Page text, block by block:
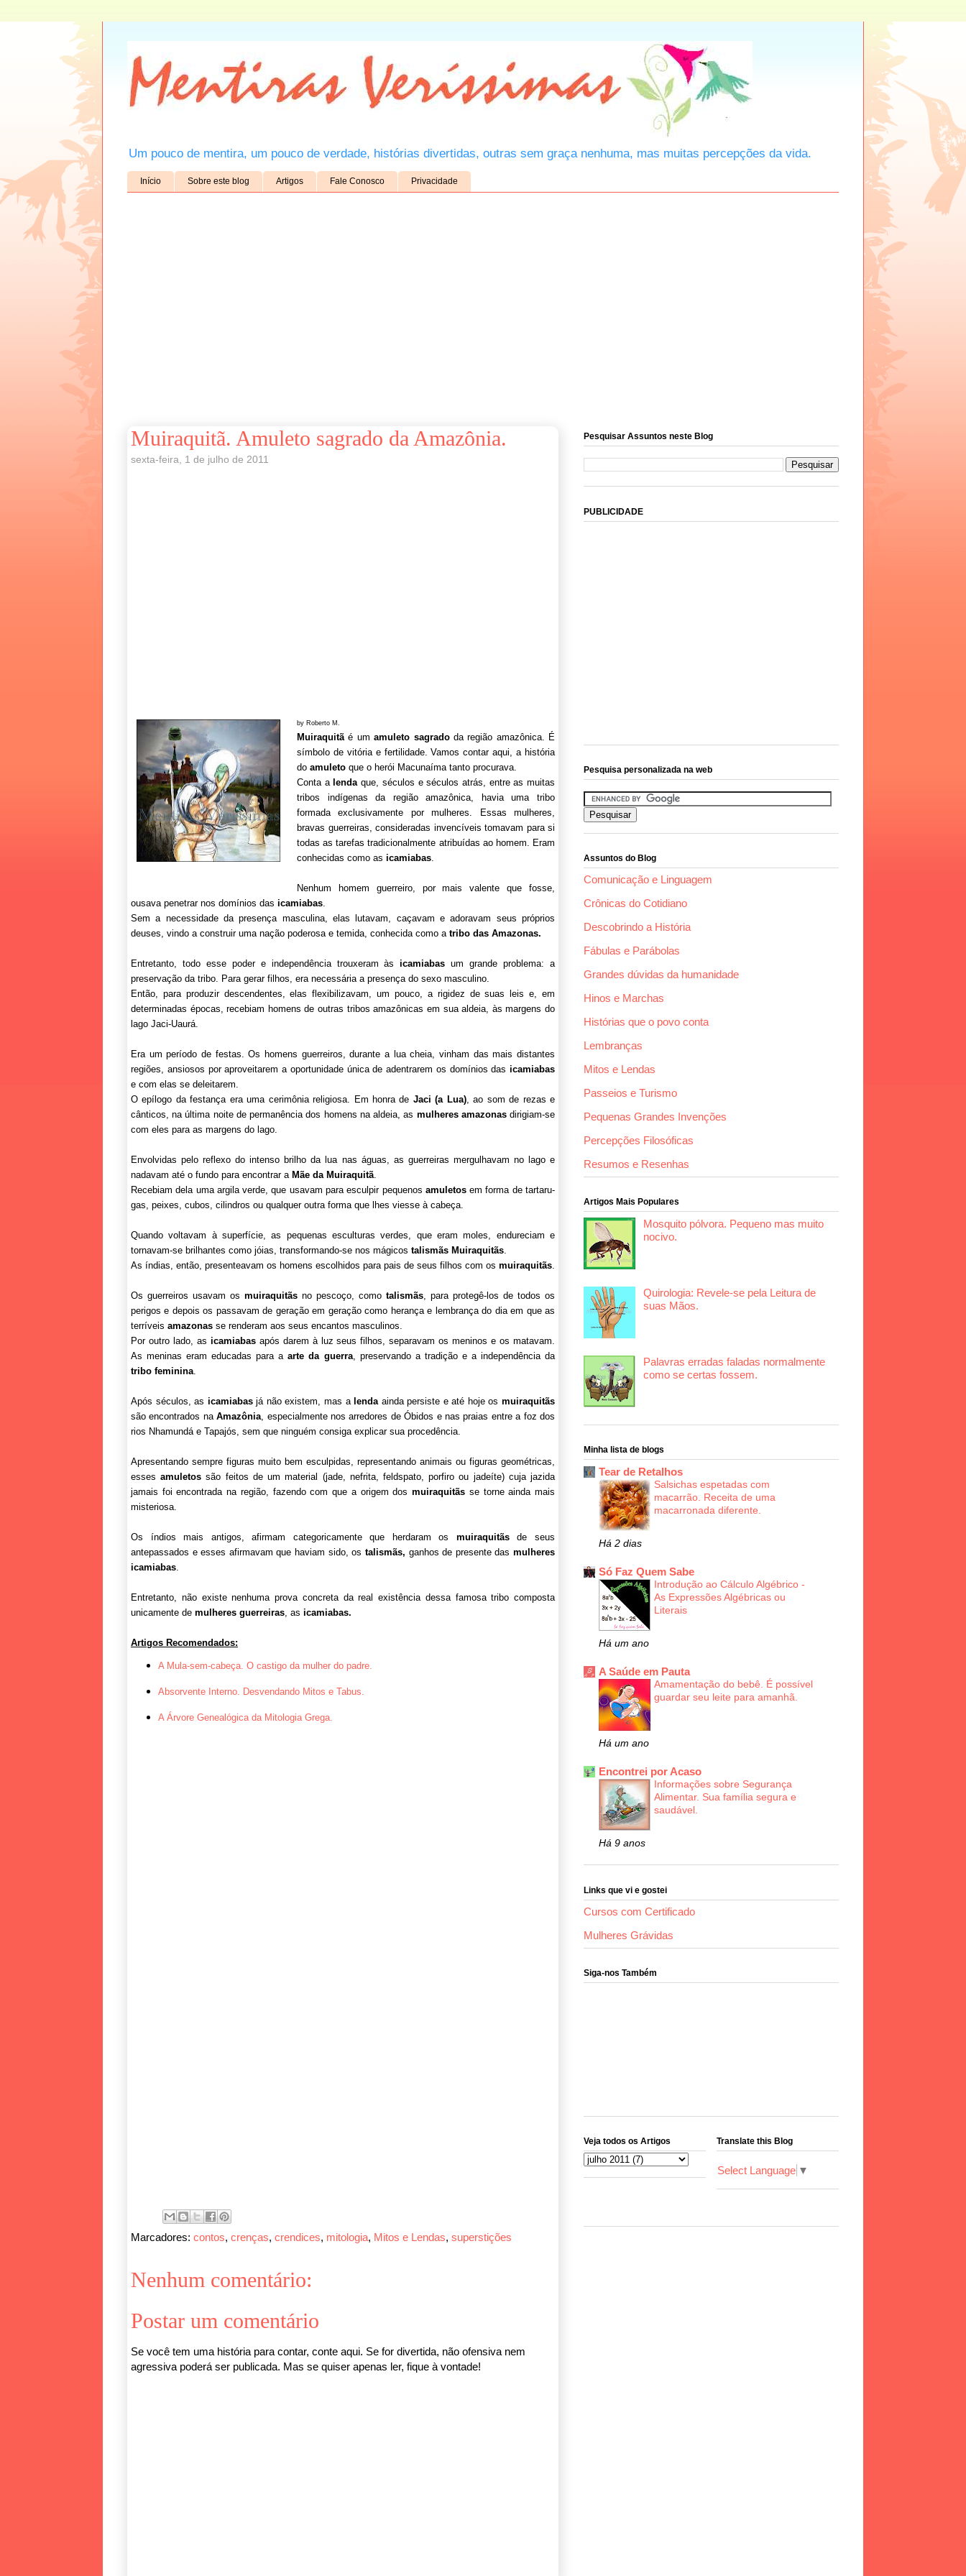
Um pouco de mentira, um pouco de verdade, histórias divertidas, outras sem graça nenhuma, mas muitas percepções da vida.
Início Sobre este blog Artigos Fale Conosco Privacidade
Muiraquitã. Amuleto sagrado da Amazônia.
sexta-feira, 1 de julho de 2011
by Roberto M.
Muiraquitã é umamuleto sagradoda região amazônica. É
símbolo de vitória e fertilidade. Vamos contar aqui, a história
do amuleto que o herói Macunaíma tanto procurava.
Conta alenda que, séculos e séculos atrás, entre as muitas
tribos indígenas da região amazônica, havia uma tribo
formada exclusivamente por mulheres. Essas mulheres,
bravas guerreiras, consideradas invencíveis tomavam para si
todas as tare­fas tradicionalmente atribuídas ao homem. Eram
conhecidas como as icamiabas
Nenhum homem guerreiro, por mais valente que fosse,
ousava penetrar nos domínios das icamiabas
Sem a necessidade da presença masculina, elas lutavam, caçavam e adoravam seus próprios
deuses, vindo a construir uma nação poderosa e temida, conhecida como a tribo das Amazonas.
Entretanto, todo esse poder e independência trouxeram às icamiabas um grande problema: a
preservação da tribo. Para gerar filhos, era necessária a presença do sexo masculino.
Então, para produzir descendentes, elas flexibilizavam, um pouco, a rigidez de suas leis e, em
determinadas épocas, recebiam homens de outras tribos amazônicas em sua aldeia, às margens do
lago Jaci-Uaurá.
Era um período de festas. Os homens guerreiros, durante a lua cheia, vinham das mais distantes
regiões, ansiosos por aproveitarem a oportunidade única de adentrarem os domínios das icamiabas
e com elas se deleitarem.
O epílogo da festança era uma cerimônia religiosa. Em honra de Jaci (a Lua), ao som de rezas e
cânticos, na última noite de permanência dos homens na aldeia, as mulheres amazonasdirigiam-se
com eles para as margens do lago.
Envolvidas pelo reflexo do intenso brilho da lua nas águas, as guerreiras mergulha­vam no lago e
nadavam até o fundo para encontrar a Mãe da Muiraquitã
Recebiam dela uma argila verde, que usavam para esculpir pequenos amuletosem forma de tartaru­
gas, peixes, cubos, cilindros ou qualquer outra forma que lhes viesse à cabeça.
Quando voltavam à superfície, as pequenas esculturas verdes, que eram moles, endu­reciam e
tornavam-se brilhantes como jóias, transformando-se nos mágicos talismãs Muiraquitãs
As índias, então, presenteavam os homens escolhidos para pais de seus filhos com os muiraquitãs
Os guerreiros usavam os muiraquitãs no pescoço, como talismãs , para protegê-los de todos os
perigos e depois os passavam de geração em geração como herança e lembrança do dia em que as
terríveis amazonas se renderam aos seus encantos masculinos.
Por outro lado, as icamiabasapós darem à luz seus filhos, separavam os meninos e os matavam.
As meninas eram educadas para aarte da guerra, preservando a tradição e a independência da
tribo feminina
Após séculos, as icamiabasjá não existem, mas alenda ainda persiste e até hoje os muiraquitãs
são encontrados naAmazônia , especialmente nos arredores de Óbidos e nas praias entre a foz dos
rios Nhamundá e Tapajós, sem que ninguém consiga explicar sua procedência.
Apresentando sempre figuras muito bem esculpidas, representando animais ou figuras geométricas,
essesamuletos são feitos de um material (jade, nefrita, feldspato, porfiro ou jadeíte) cuja jazida
jamais foi encontrada na região, fazendo com que a origem dosmuiraquitãs se torne ainda mais
misteriosa.
Os índios mais antigos, afirmam categoricamente que herdaram os muiraquitãsde seus
antepassados e esses afirmavam que haviam sido, os talismãs, ganhos de presente dasmulheres
icamiabas
Entretanto, não existe nenhuma prova concreta da real existência dessa famosa tribo composta
unicamente de mulheres guerreiras , as icamiabas.
Artigos Recomendados:
A Mula-sem-cabeça. O castigo da mulher do padre.
Absorvente Interno. Desvendando Mitos e Tabus.
A Árvore Genealógica da Mitologia Grega.
Marcadores: contos, crenças, crendices, mitologia, Mitos e Lendas, superstições
Nenhum comentário:
Postar um comentário
Se você tem uma história para contar, conte aqui. Se for divertida, não ofensiva nem
agressiva poderá ser publicada. Mas se quiser apenas ler, fique à vontade!
Pesquisar Assuntos neste Blog
PUBLICIDADE
Pesquisa personalizada na web
Assuntos do Blog
Comunicação e Linguagem
Crônicas do Cotidiano
Descobrindo a História
Fábulas e Parábolas
Grandes dúvidas da humanidade
Hinos e Marchas
Histórias que o povo conta
Lembranças
Mitos e Lendas
Passeios e Turismo
Pequenas Grandes Invenções
Percepções Filosóficas
Resumos e Resenhas
Artigos Mais Populares
Mosquito pólvora. Pequeno mas muito
nocivo.
Quirologia: Revele-se pela Leitura de
suas Mãos.
Palavras erradas faladas normalmente
como se certas fossem.
Minha lista de blogs
Tear de Retalhos
Salsichas espetadas com
macarrão. Receita de uma
macarronada diferente.
Há 2 dias
Só Faz Quem Sabe
Introdução ao Cálculo Algébrico -
As Expressões Algébricas ou
Literais
Há um ano
A Saúde em Pauta
Amamentação do bebê. É possível
guardar seu leite para amanhã.
Há um ano
Encontrei por Acaso
Informações sobre Segurança
Alimentar. Sua família segura e
saudável.
Há 9 anos
Links que vi e gostei
Cursos com Certificado
Mulheres Grávidas
Siga-nos Também
Veja todos os Artigos Translate this Blog
Select Language ▼